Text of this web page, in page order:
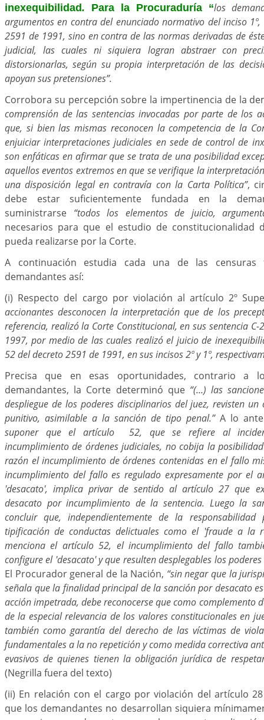
inexequibilidad. Para la Procuraduría “los
argumentos en contra del enunciado normativo del inciso
2591 de 1991, sino en contra de las normas derivadas de
judicial, las cuales ni siquiera logran abstraer con
distorsionarlas, según su propia interpretación de las
apoyan sus pretensiones”.
Corrobora su percepción sobre la impertinencia de la
comprensión de las sentencias invocadas por parte de los
que, si bien las mismas reconocen la competencia de la
enjuiciar interpretaciones judiciales en sede de control de
son enfáticas en afirmar que se trata de una posibilidad
aquellos eventos extremos en que se verifique la
una disposición legal en contravía con la Carta Política”,
debe estar suficientemente fundada en la
suministrarse “todos los elementos de juicio,
necesarios para que el estudio de constitucionalidad
pueda realizarse por la Corte.
A continuación estudia cada una de las censuras
demandantes así:
(i) Respecto del cargo por violación al artículo 2º
accionantes desconocen la interpretación que de los
referencia, realizó la Corte Constitucional, en sus sentencia
1997, por medio de las cuales realizó el juicio de
52 del decreto 2591 de 1991, en sus incisos 2º y 1º,
Precisa que en esas oportunidades, contrario a
demandantes, la Corte determinó que “(…) las
despliegue de los poderes disciplinarios del juez, revisten
punitivo, asimilable a la sanción de tipo penal.” A lo
suponer que el artículo 52, que se refiere al
incumplimiento de órdenes judiciales, no cobija la
razón el incumplimiento de órdenes contenidas en el fallo
incumplimiento del fallo es regulado expresamente por el
'desacato', implica privar de sentido al artículo 27 que
desacato por incumplimiento de la sentencia. Luego la
concluir que, independientemente de la
tipificación de conductas delictuales como el 'fraude a la
menciona el artículo 52, el incumplimiento del fallo
configure el 'desacato' y que resulten desplegables los
El Procurador general de la Nación, “sin negar que la
señala que la finalidad principal de la sanción por desacato
acción impetrada, debe reconocerse que como complemento
de la especial relevancia de los valores constitucionales en
también como garantía del derecho de las víctimas de
fundamentales a la no repetición y como medida correctiva
evasivos de quienes tienen la obligación jurídica de
(Negrilla fuera del texto)
(ii) En relación con el cargo por violación del artículo
que los demandantes no desarrollan siquiera